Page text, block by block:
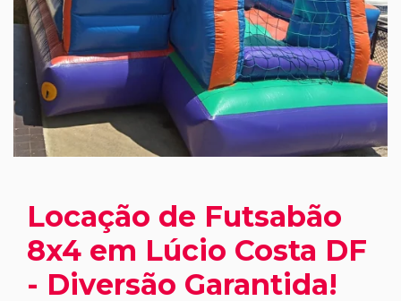
Locação de Futsabão
8x4 em Lúcio Costa DF
- Diversão Garantida!